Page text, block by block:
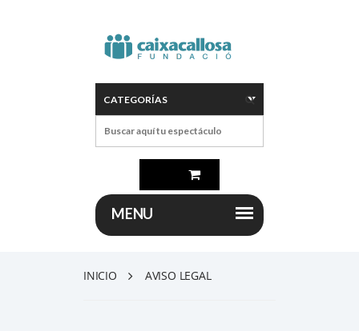
INICIO AVISO LEGAL